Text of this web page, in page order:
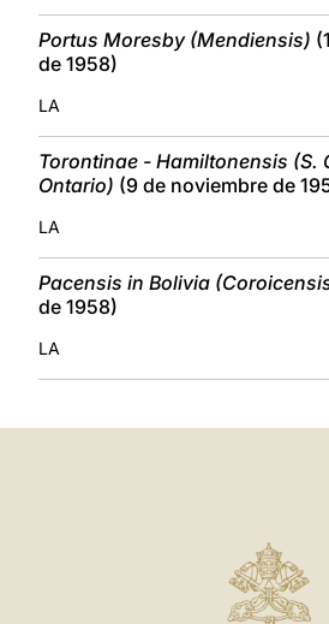
Portus Moresby (Mendiensis)
de 1958)
LA
Torontinae - Hamiltonensis (S.
Ontario) (9 de noviembre de
LA
Pacensis in Bolivia
de 1958)
LA